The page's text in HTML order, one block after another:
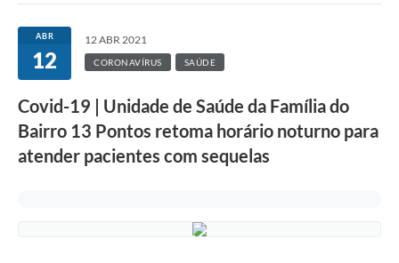
ABR
12
12 ABR 2021
CORONAVÍRUS SAÚDE
Covid-19 | Unidade de Saúde da Família do
Bairro 13 Pontos retoma horário noturno para
atender pacientes com sequelas